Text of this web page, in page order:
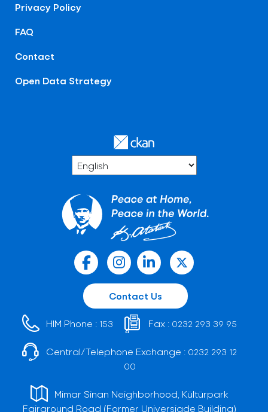
Privacy Policy
FAQ
Contact
Open Data Strategy
Contact Us
HIM Phone : 153 Fax : 0232 293 39 95
Central/Telephone Exchange : 0232 293 12
00
Mimar Sinan Neighborhood, Kültürpark
Fairground Road (Former Universiade Building)